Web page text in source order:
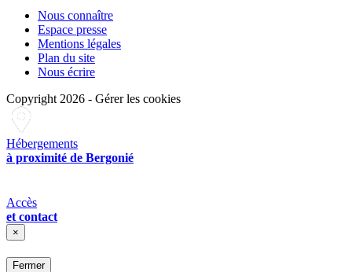
Nous connaître
Espace presse
Mentions légales
Plan du site
Nous écrire
Copyright 2026 - Gérer les cookies
Hébergements
à proximité de Bergonié
Accès
et contact
×
Fermer